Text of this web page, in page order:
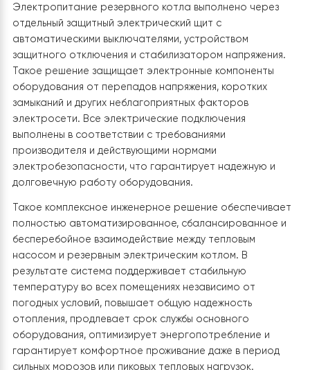
Управление электрическим котлом настроено таким
образом, что он выполняет функцию резервного
источника тепла и автоматически включается
недостаточно для компенсации текущих
здания. В обычном режиме основную нагрузку
берет на себя тепловой насос, который работает с
максимальной энергоэффективностью и
минимальные затраты электроэнергии. Л ишь при
экстремально низких температурах, резком
тепловой нагрузки или необходимости быстрого
догрева теплоносителя система автоматически
подключает электрический котел.
Такой алгоритм